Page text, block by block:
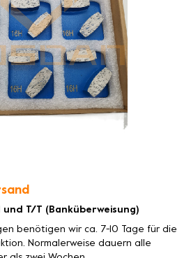
und T/T (Banküberweisung)
benötigen wir ca. 7-10 Tage für die
Normalerweise dauern alle